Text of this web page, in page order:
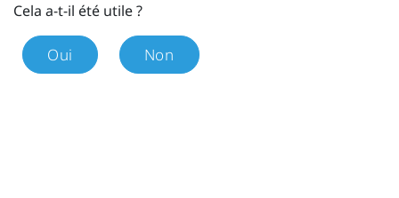
Cela a-t-il été utile ?
Oui Non